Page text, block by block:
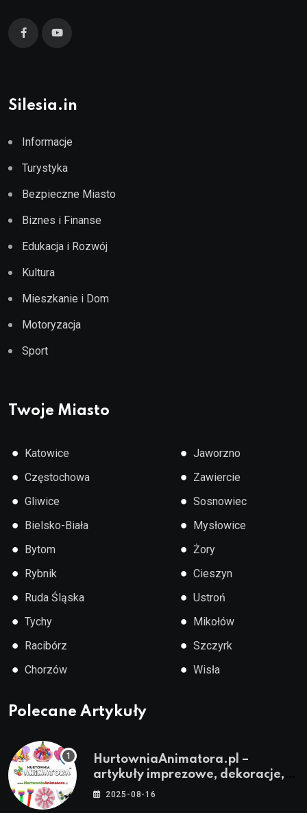
Silesia.in
Informacje
Turystyka
Bezpieczne Miasto
Biznes i Finanse
Edukacja i Rozwój
Kultura
Mieszkanie i Dom
Motoryzacja
Sport
Twoje Miasto
● Katowice
● Częstochowa
● Gliwice
● Bielsko-Biała
● Bytom
● Rybnik
● Ruda Śląska
● Tychy
● Racibórz
● Chorzów
● Jaworzno
● Zawiercie
● Sosnowiec
● Mysłowice
● Żory
● Cieszyn
● Ustroń
● Mikołów
● Szczyrk
● Wisła
Polecane Artykuły
HurtowniaAnimatora.pl –
artykuły imprezowe, dekoracje,
stroje i akcesoria dla animatorów
2025-08-16